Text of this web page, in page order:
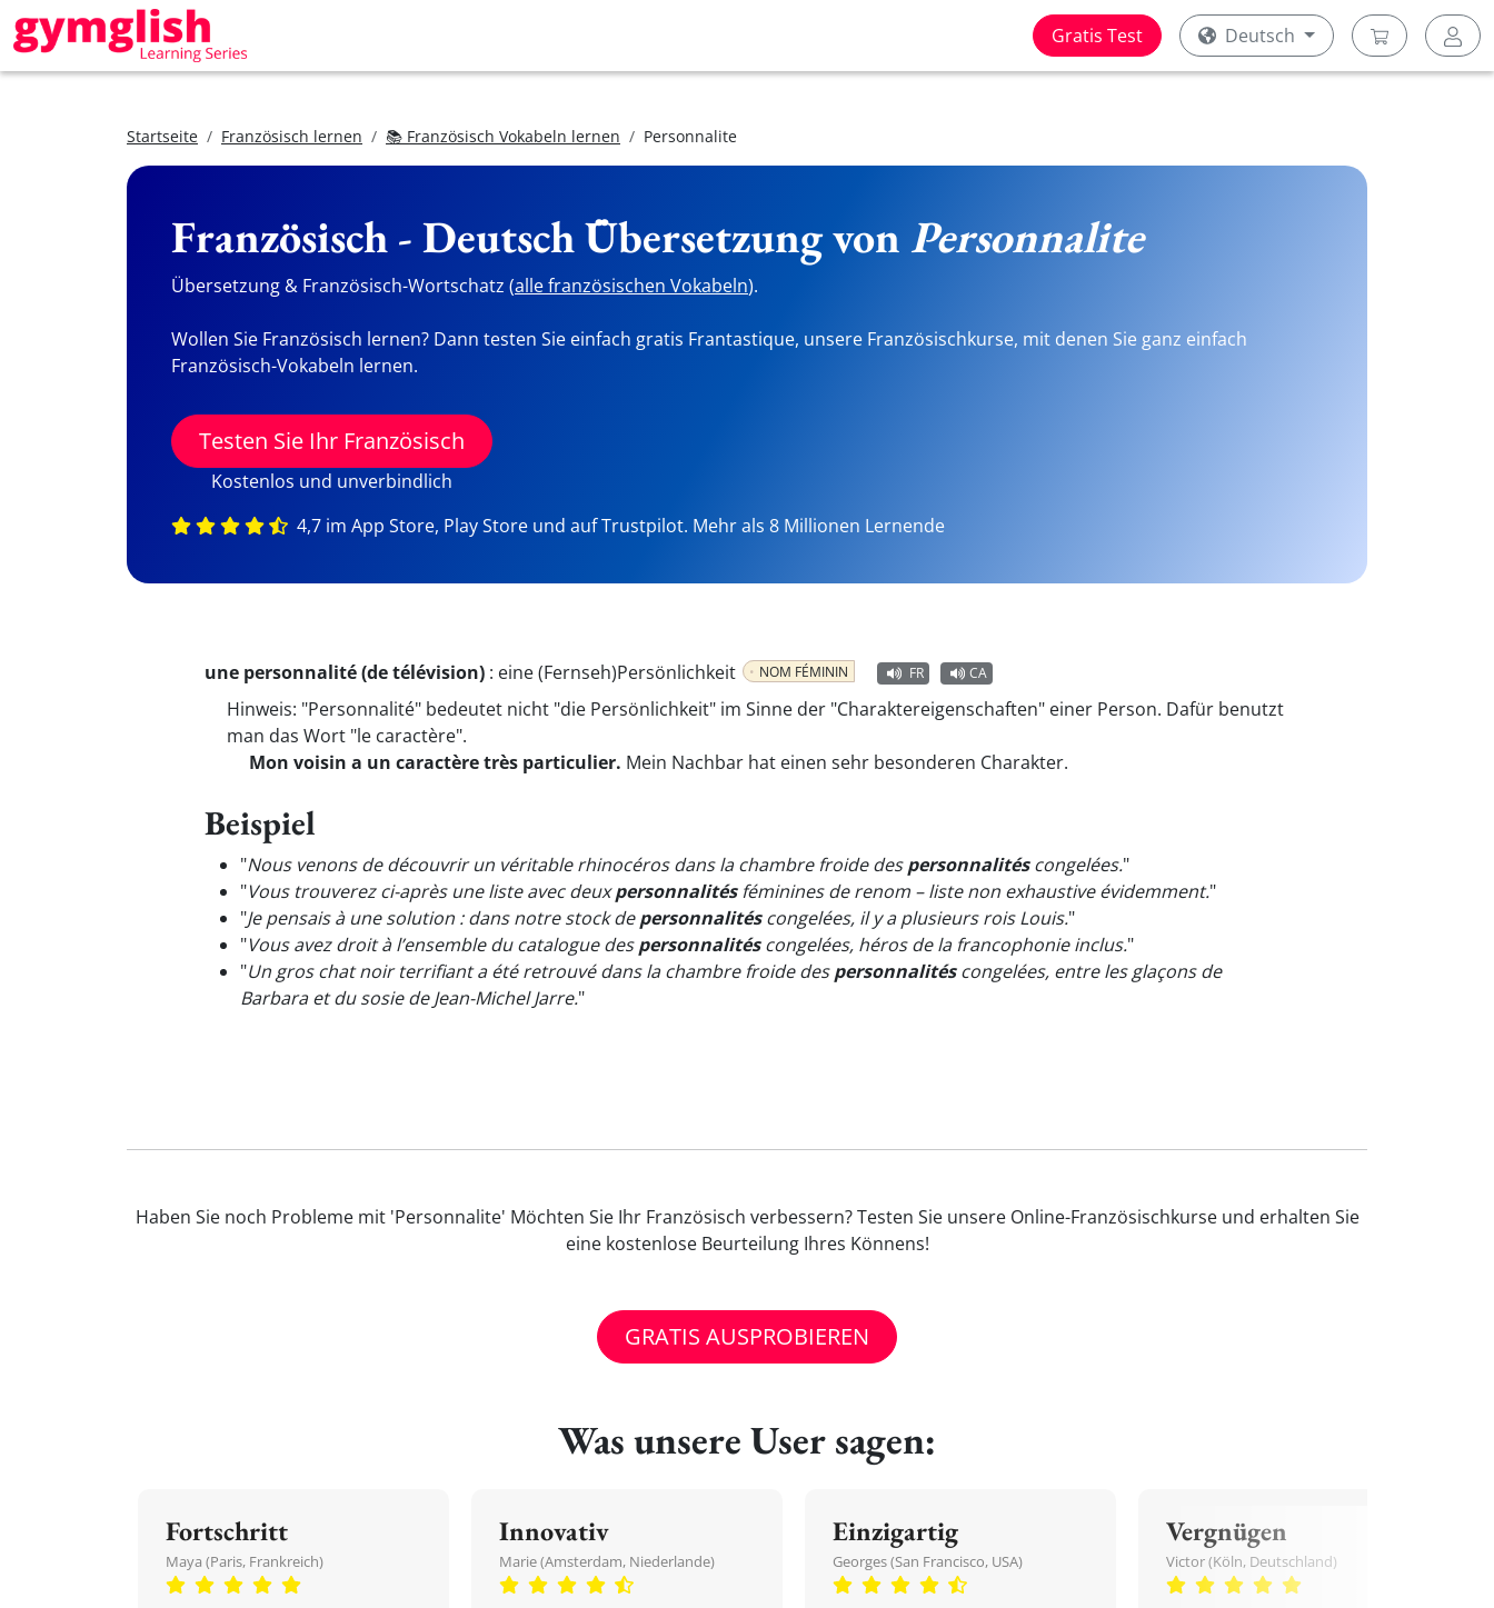
Gratis Test Deutsch
Startseite Französisch lernen 📚 Französisch Vokabeln lernen Personnalite
Französisch - Deutsch Übersetzung vonPersonnalite
Übersetzung & Französisch-Wortschatz (alle französischen Vokabeln).
Wollen Sie Französisch lernen? Dann testen Sie einfach gratis Frantastique, unsere Französischkurse, mit denen Sie ganz einfach
Französisch-Vokabeln lernen.
Testen Sie Ihr Französisch
Kostenlos und unverbindlich
4,7 im App Store, Play Store und auf Trustpilot. Mehr als 8 Millionen Lernende
une personnalité (de télévision) : eine (Fernseh)Persönlichkeit NOM FÉMININ FR CA
Hinweis: "Personnalité" bedeutet nicht "die Persönlichkeit" im Sinne der "Charaktereigenschaften" einer Person. Dafür benutzt
man das Wort "le caractère".
Mon voisin a un caractère très particulier. Mein Nachbar hat einen sehr besonderen Charakter.
Beispiel
"Nous venons de découvrir un véritable rhinocéros dans la chambre froide despersonnalitéscongelées."
"Vous trouverez ci-après une liste avec deuxpersonnalitésféminines de renom – liste non exhaustive évidemment."
"Je pensais à une solution : dans notre stock depersonnalitéscongelées, il y a plusieurs rois Louis."
"Vous avez droit à l’ensemble du catalogue despersonnalitéscongelées, héros de la francophonie inclus."
"Un gros chat noir terrifiant a été retrouvé dans la chambre froide despersonnalitéscongelées, entre les glaçons de
Barbara et du sosie de Jean-Michel Jarre."
Haben Sie noch Probleme mit 'Personnalite' Möchten Sie Ihr Französisch verbessern? Testen Sie unsere Online-Französischkurse und erhalten Sie
eine kostenlose Beurteilung Ihres Könnens!
GRATIS AUSPROBIEREN
Was unsere User sagen:
Fortschritt
Maya (Paris, Frankreich)
Innovativ
Marie (Amsterdam, Niederlande)
Einzigartig
Georges (San Francisco, USA)
Vergnügen
Victor (Köln, Deutschland)